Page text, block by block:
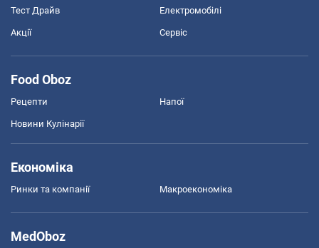
Тест Драйв Електромобілі
Акції Сервіс
Food Oboz
Рецепти Напої
Новини Кулінарії
Економіка
Ринки та компанії Макроекономіка
MedOboz